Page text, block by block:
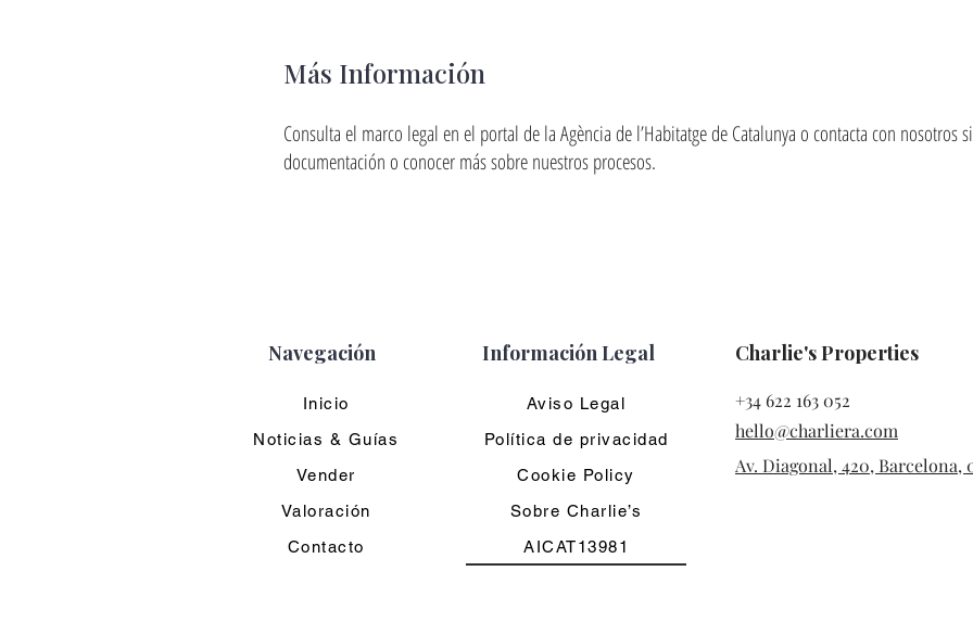
Más Información
Consulta el marco legal en el portal de la Agència de l’Habitatge de Catalunya o contacta con nosotros
documentación o conocer más sobre nuestros procesos.
Navegación
Inicio
Noticias & Guías
Vender
Valoración
Contacto
Información Legal
Aviso Legal
Política de privacidad
Cookie Policy
Sobre Charlie’s
AICAT13981
Charlie's Properties
+34 622 163 052
hello@charliera.com
Av. Diagonal, 420, Barcelona,